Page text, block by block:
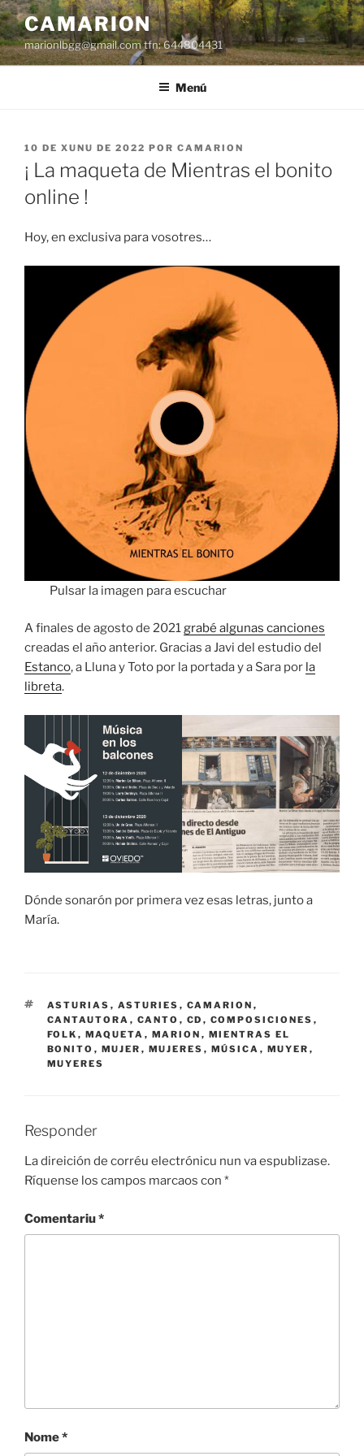
Dir
al
conteníu
CAMARION
marionlbgg@gmail.com tfn: 644804431
Menú
ESPUBLIZÁU
EN
10 DE XUNU DE 2022 POR CAMARION
¡ La maqueta de Mientras el bonito
online !
Hoy, en exclusiva para vosotres…
Pulsar la imagen para escuchar
A finales de agosto de 2021grabé algunas canciones
creadas el año anterior. Gracias a Javi del estudio del
Estanco, a Lluna y Toto por la portada y a Sara por la
libreta.
Dónde sonarón por primera vez esas letras, junto a
María.
ETIQUETES
ASTURIAS , ASTURIES , CAMARION ,
CANTAUTORA , CANTO , CD , COMPOSICIONES ,
FOLK , MAQUETA , MARION , MIENTRAS EL
BONITO , MUJER , MUJERES , MÚSICA , MUYER ,
MUYERES
Responder
La direición de corréu electrónicu nun va espublizase.
Ríquense los campos marcaos con *
Comentariu*
Nome*